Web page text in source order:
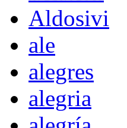
Aldosivi
ale
alegres
alegria